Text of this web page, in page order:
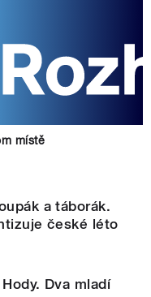
místě
a táborák.
české léto
Dva mladí